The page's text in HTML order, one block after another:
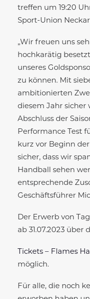
treffen um 19:20
Sport-Union
„Wir freuen uns
hochkarätig
unseres
zu können. Mit
ambitionierten
diesem Jahr
Abschluss der
Performance Test
kurz vor Beginn
sicher, dass wir
Handball sehen
entsprechende
Geschäftsführer
Der Erwerb von
ab 31.07.2023
Tickets – Flames
möglich.
Für alle, die noch